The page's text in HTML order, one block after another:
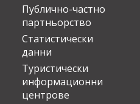
Публично-частно
партньорство
Статистически
данни
Туристически
информационни
центрове